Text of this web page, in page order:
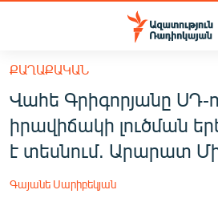
Մատչելիության
հիմնական
բովանդակությանը
Անցնել
հիմնական
մենյուին
ՀԱՅԱՍՏԱՆ
ՔԱՂԱՔԱԿԱՆ
ՔԱՂԱՔԱԿԱՆ
Վահե Գրիգորյանը ՍԴ-
իրավիճակի լուծման
է տեսնում. Արարատ
Գայանե Սարիբեկյան